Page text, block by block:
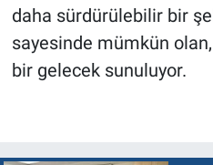
daha sürdürülebilir bir
sayesinde mümkün
bir gelecek sunuluyor.